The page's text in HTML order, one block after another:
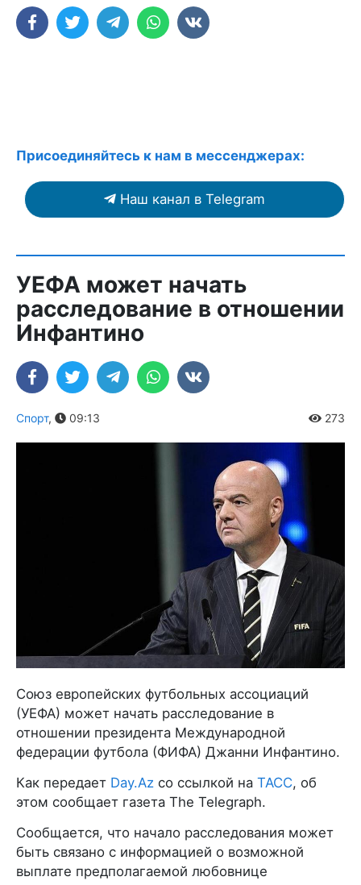
Присоединяйтесь к нам в мессенджерах:
Наш канал в Telegram
УЕФА может начать
расследование в отношении
Инфантино
Спорт, 09:13 273
Союз европейских футбольных ассоциаций
(УЕФА) может начать расследование в
отношении президента Международной
федерации футбола (ФИФА) Джанни Инфантино.
Как передает Day.Az со ссылкой на ТАСС, об
этом сообщает газета The Telegraph.
Сообщается, что начало расследования может
быть связано с информацией о возможной
выплате предполагаемой любовнице